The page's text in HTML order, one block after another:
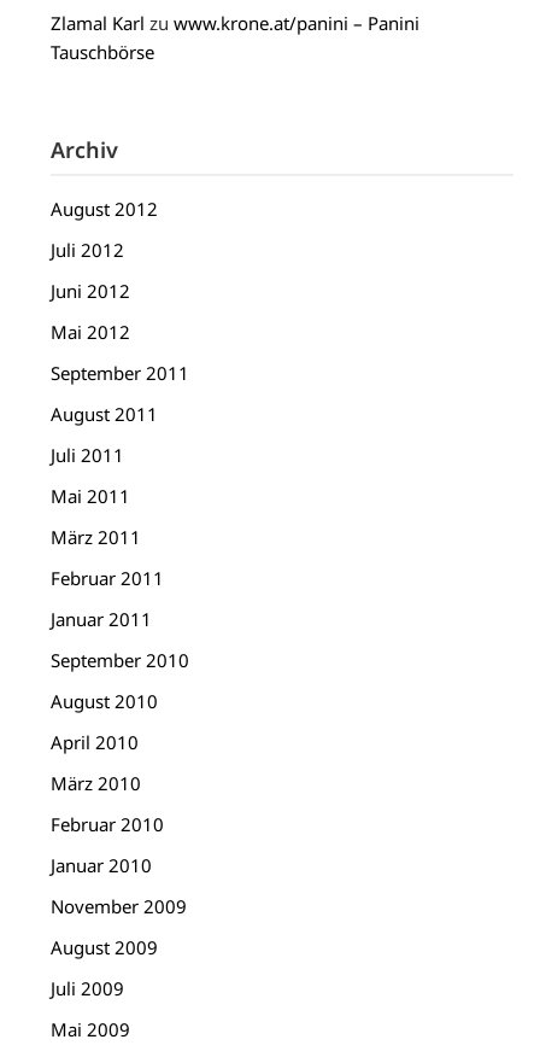
Zlamal Karl zuwww.krone.at/panini – Panini
Tauschbörse
Archiv
August 2012
Juli 2012
Juni 2012
Mai 2012
September 2011
August 2011
Juli 2011
Mai 2011
März 2011
Februar 2011
Januar 2011
September 2010
August 2010
April 2010
März 2010
Februar 2010
Januar 2010
November 2009
August 2009
Juli 2009
Mai 2009